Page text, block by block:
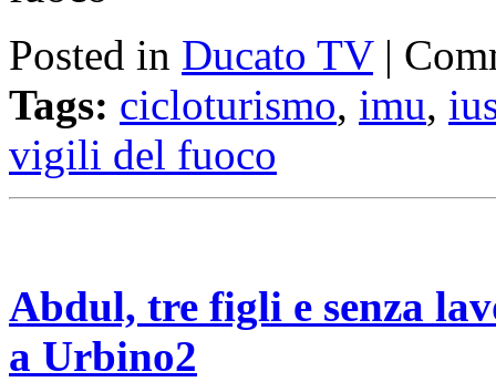
Posted in Ducato TV|
Tags: cicloturismo, imu,
vigili del fuoco
Abdul, tre figli e senza
a Urbino2